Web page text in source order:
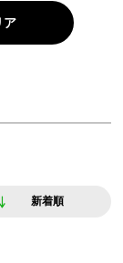
ア
新着順